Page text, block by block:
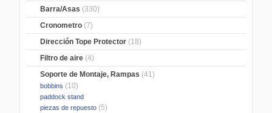
Barra/Asas (330)
Cronometro (7)
Dirección Tope Protector (18)
Filtro de aire (4)
Soporte de Montaje, Rampas (41)
bobbins (10)
paddock stand
piezas de repuesto (5)